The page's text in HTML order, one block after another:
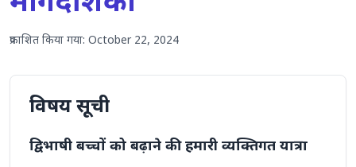
प्रकाशित किया गया: October 22, 2024
विषय सूची
द्विभाषी बच्चों को बढ़ाने की हमारी व्यक्तिगत यात्रा